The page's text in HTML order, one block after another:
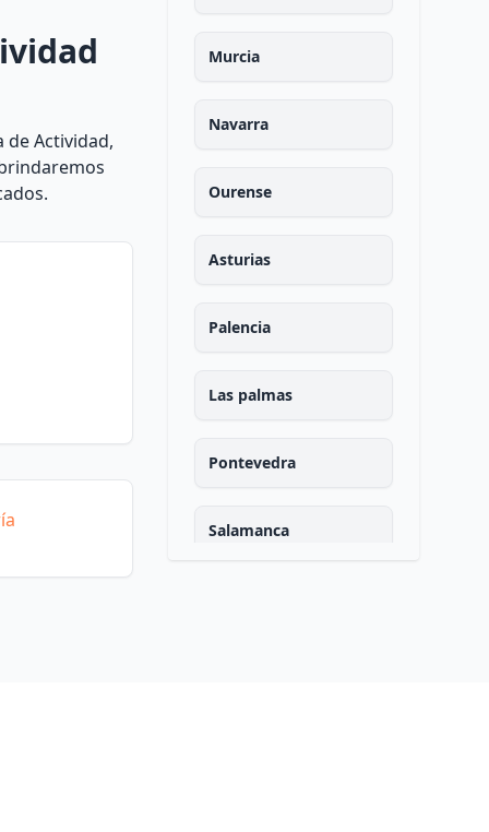
de Actividad,
Murcia
Navarra
Ourense
Asturias
Palencia
Las palmas
Pontevedra
Salamanca